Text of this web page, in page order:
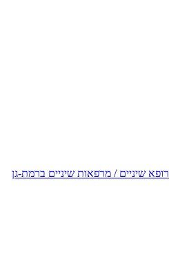
רופא שיניים / מרפאות שיניים ברמת-גן